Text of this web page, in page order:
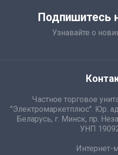
Подпишитесь
Узнавайте о
Частное торговое
"Электромаркетплюс". Юр.
Беларусь, г. Минск, пр.
УНП
Интернет-